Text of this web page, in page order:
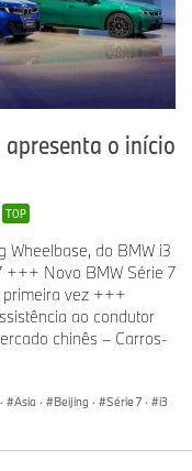
apresenta o início
TOP
do BMW i3
+++ Novo BMW Série 7
primeira vez +++
ao condutor
chinês – Carros-
· Asia · Beijing · Série 7 ·
i3